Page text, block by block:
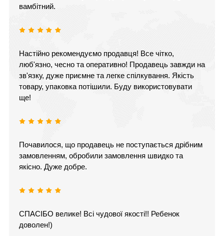
вамбітний.
Настійно рекомендуємо продавця! Все чітко,
люб'язно, чесно та оперативно! Продавець завжди на
зв'язку, дуже приємне та легке спілкування. Якість
товару, упаковка потішили. Буду використовувати
ще!
Почавилося, що продавець не поступається дрібним
замовленням, обробили замовлення швидко та
якісно. Дуже добре.
СПАСІБО велике! Всі чудової якості!! Ребенок
доволен!)